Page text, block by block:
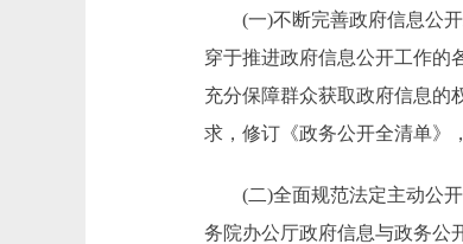
(一)不断完善政府信息公开
穿于推进政府信息公开工作的
充分保障群众获取政府信息的
求，修订《政务公开全清单》
(二)全面规范法定主动公开
务院办公厅政府信息与政务公